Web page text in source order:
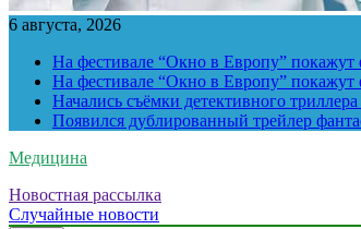
6 августа, 2026
На фестивале “Окно в Европу”
На фестивале “Окно в Европу”
Начались съёмки детективного
Появился дублированный трейлер
Медицина
Новостная рассылка
Случайные новости